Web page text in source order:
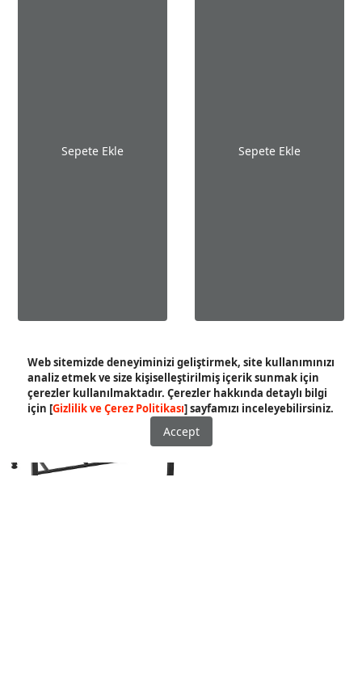
Web sitemizde deneyiminizi geliştirmek, site kullanımınızı
analiz etmek ve size kişiselleştirilmiş içerik sunmak için
çerezler kullanılmaktadır. Çerezler hakkında detaylı bilgi
için [Gizlilik ve Çerez Politikası] sayfamızı inceleyebilirsiniz.
Accept
Sepete Ekle Sepete Ekle